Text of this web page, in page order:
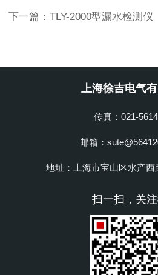
下一篇： TLY-2000型漏水检测仪
上海徐吉电气有
传真：021-
邮箱：
地址：上海市宝山区水产西
扫一扫，关